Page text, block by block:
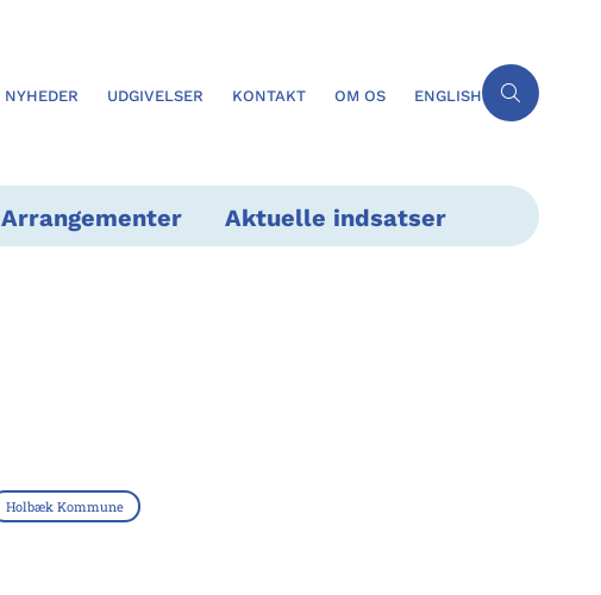
NYHEDER UDGIVELSER KONTAKT OM OS ENGLISH
Arrangementer Aktuelle indsatser
Holbæk Kommune